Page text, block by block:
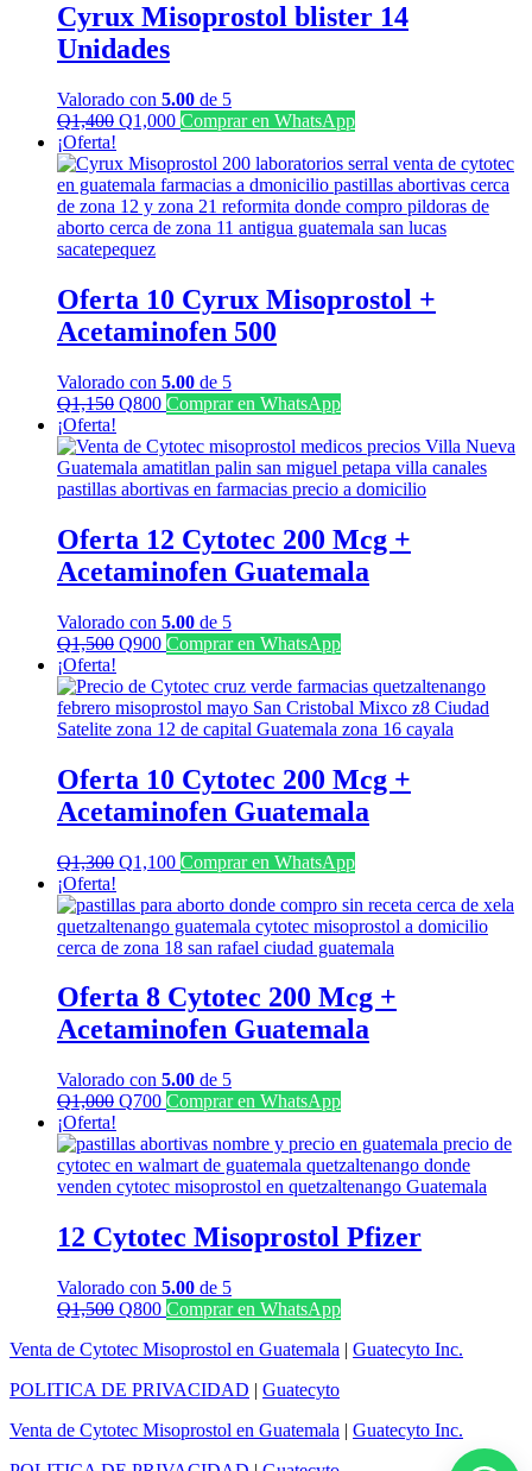
Cyrux Misoprostol blister 14
Unidades
Valorado con 5.00 de 5
Q1,400 El
original
era:
Q1,400.
Q1,000El
actual
es:
Q1,000.
Comprar en WhatsApp
¡Oferta!
Oferta 10 Cyrux Misoprostol +
Acetaminofen 500
Valorado con 5.00 de 5
Q1,150 El
original
era:
Q1,150.
Q800El
actual
es:
Q800.
Comprar en WhatsApp
¡Oferta!
Oferta 12 Cytotec 200 Mcg +
Acetaminofen Guatemala
Valorado con 5.00 de 5
Q1,500 El
original
era:
Q1,500.
Q900El
actual
es:
Q900.
Comprar en WhatsApp
¡Oferta!
Oferta 10 Cytotec 200 Mcg +
Acetaminofen Guatemala
Q1,300 El
original
era:
Q1,300.
Q1,100El
actual
es:
Q1,100.
Comprar en WhatsApp
¡Oferta!
Oferta 8 Cytotec 200 Mcg +
Acetaminofen Guatemala
Valorado con 5.00 de 5
Q1,000 El
original
era:
Q1,000.
Q700El
actual
es:
Q700.
Comprar en WhatsApp
¡Oferta!
12 Cytotec Misoprostol Pfizer
Valorado con 5.00 de 5
Q1,500 El
original
Q1,500.
Q800El
actual
Q800.
Comprar en WhatsApp
Venta de Cytotec Misoprostol en Guatemala | Guatecyto Inc.
POLITICA DE PRIVACIDAD | Guatecyto
Venta de Cytotec Misoprostol en Guatemala | Guatecyto Inc.